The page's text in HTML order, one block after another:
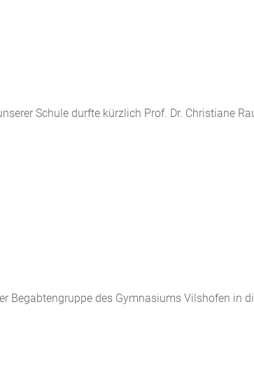
Schule durfte kürzlich Prof. Dr. Christiane
des Gymnasiums Vilshofen in